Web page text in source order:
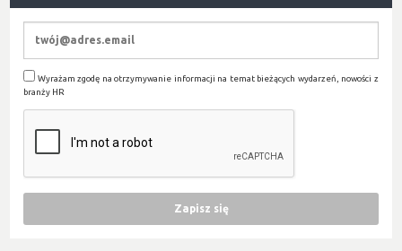
Wyrażam zgodę na otrzymywanie informacji na temat bieżących wydarzeń, nowości z
branży HR